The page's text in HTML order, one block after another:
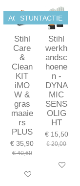
ACTIE
Stihl
Care
&
Clean
KIT
iMO
W &
gras
maaie
rs
PLUS
€ 35,90
€ 40,60
In winkelwagen
STUNTACTIE
Stihl
werkh
andsc
hoene
n -
DYNA
MIC
SENS
OLIG
HT
€ 15,50
€ 20,00
Bekijk